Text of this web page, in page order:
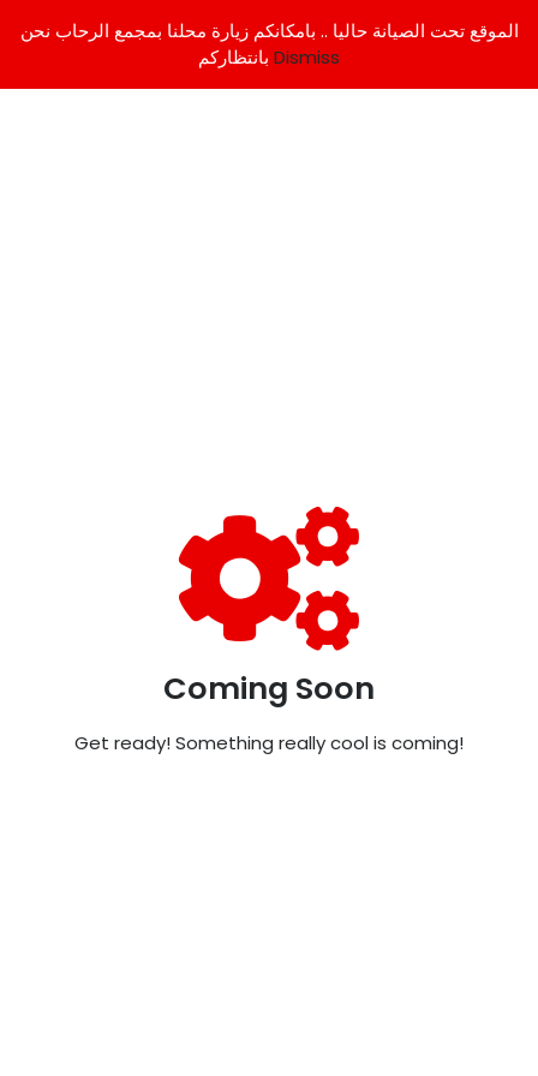
الموقع تحت الصيانة حاليا .. بامكانكم زيارة محلنا بمجمع الرحاب نحن
Dismiss
Coming Soon
Get ready! Something really cool is coming!